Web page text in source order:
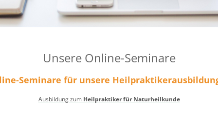
Unsere Online-Seminare
Seminare für unsere
Ausbildung zum Heilpraktiker für Naturheilkunde